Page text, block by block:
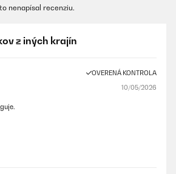
nenapísal recenziu.
z iných krajín
OVERENÁ KONTROLA
10/05/2026